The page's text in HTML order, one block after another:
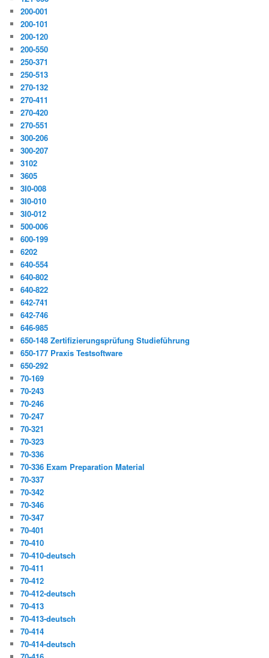
200-001
200-101
200-120
200-550
250-371
250-513
270-132
270-411
270-420
270-551
300-206
300-207
3102
3605
3I0-008
3I0-010
3I0-012
500-006
600-199
6202
640-554
640-802
640-822
642-741
642-746
646-985
650-148 Zertifizierungsprüfung Studieführung
650-177 Praxis Testsoftware
650-292
70-169
70-243
70-246
70-247
70-321
70-323
70-336
70-336 Exam Preparation Material
70-337
70-342
70-346
70-347
70-401
70-410
70-410-deutsch
70-411
70-412
70-412-deutsch
70-413
70-413-deutsch
70-414
70-414-deutsch